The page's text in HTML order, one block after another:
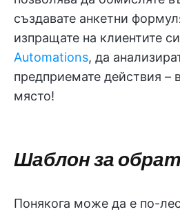
създавате анкетни
изпращате на клиентите
Automations, да
предприемате действия –
място!
Шаблон за
Понякога може да е по-